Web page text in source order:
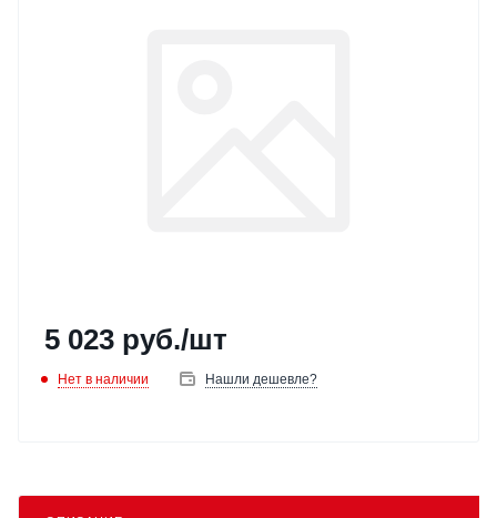
5 023 руб./шт
Нет в наличии Нашли дешевле?